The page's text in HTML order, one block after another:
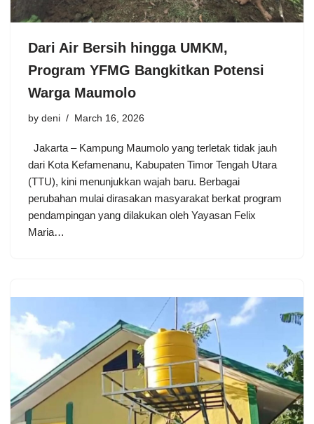
Dari Air Bersih hingga UMKM,
Program YFMG Bangkitkan Potensi
Warga Maumolo
by deni March 16, 2026
Jakarta – Kampung Maumolo yang terletak tidak jauh
dari Kota Kefamenanu, Kabupaten Timor Tengah Utara
(TTU), kini menunjukkan wajah baru. Berbagai
perubahan mulai dirasakan masyarakat berkat program
pendampingan yang dilakukan oleh Yayasan Felix
Maria…